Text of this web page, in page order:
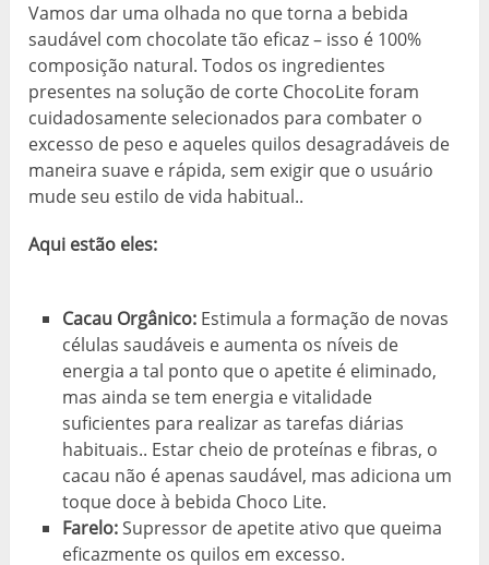
Vamos dar uma olhada no que torna a bebida
saudável com chocolate tão eficaz – isso é 100%
composição natural. Todos os ingredientes
presentes na solução de corte ChocoLite foram
cuidadosamente selecionados para combater o
excesso de peso e aqueles quilos desagradáveis ​​de
maneira suave e rápida, sem exigir que o usuário
mude seu estilo de vida habitual..
Aqui estão eles:
Cacau Orgânico:Estimula a formação de novas
células saudáveis ​​e aumenta os níveis de
energia a tal ponto que o apetite é eliminado,
mas ainda se tem energia e vitalidade
suficientes para realizar as tarefas diárias
habituais.. Estar cheio de proteínas e fibras, o
cacau não é apenas saudável, mas adiciona um
toque doce à bebida Choco Lite.
Farelo:Supressor de apetite ativo que queima
eficazmente os quilos em excesso.